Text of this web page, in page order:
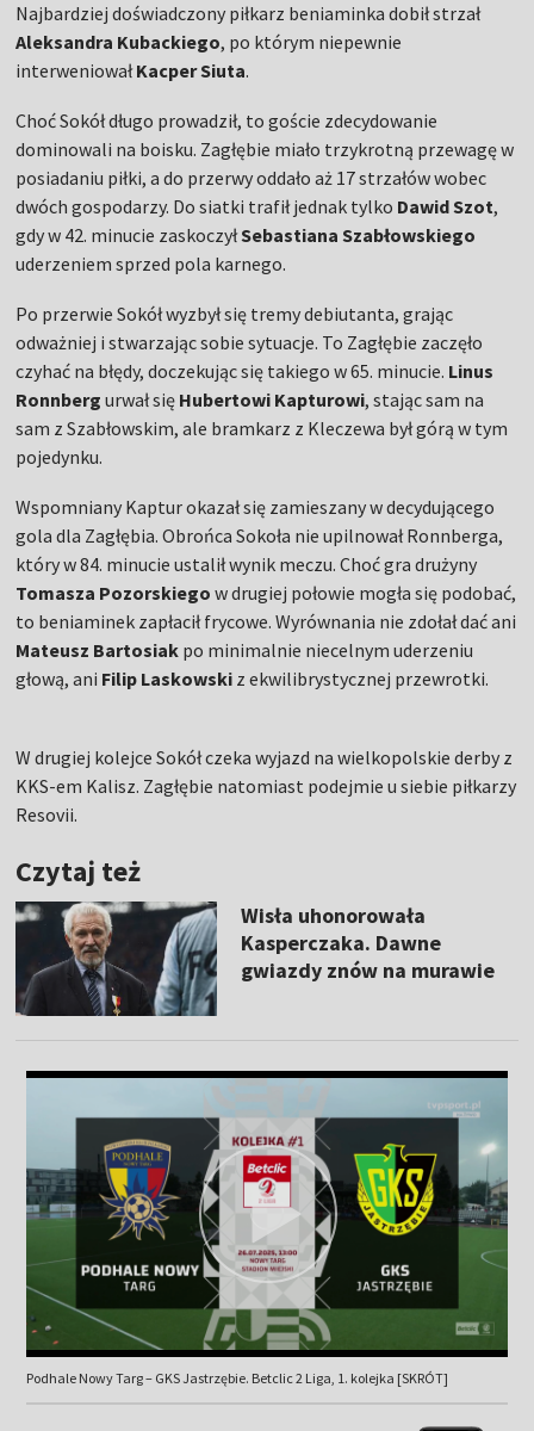
Najbardziej doświadczony piłkarz beniaminka dobił strzał
Aleksandra Kubackiego, po którym niepewnie
interweniowałKacper Siuta.
Choć Sokół długo prowadził, to goście zdecydowanie
dominowali na boisku. Zagłębie miało trzykrotną przewagę w
posiadaniu piłki, a do przerwy oddało aż 17 strzałów wobec
dwóch gospodarzy. Do siatki trafił jednak tylko Dawid Szot,
gdy w 42. minucie zaskoczyłSebastiana Szabłowskiego
uderzeniem sprzed pola karnego.
Po przerwie Sokół wyzbył się tremy debiutanta, grając
odważniej i stwarzając sobie sytuacje. To Zagłębie zaczęło
czyhać na błędy, doczekując się takiego w 65. minucie. Linus
Ronnbergurwał się Hubertowi Kapturowi, stając sam na
sam z Szabłowskim, ale bramkarz z Kleczewa był górą w tym
pojedynku.
Wspomniany Kaptur okazał się zamieszany w decydującego
gola dla Zagłębia. Obrońca Sokoła nie upilnował Ronnberga,
który w 84. minucie ustalił wynik meczu. Choć gra drużyny
Tomasza Pozorskiegow drugiej połowie mogła się podobać,
to beniaminek zapłacił frycowe. Wyrównania nie zdołał dać ani
Mateusz Bartosiak po minimalnie niecelnym uderzeniu
głową, ani Filip Laskowski z ekwilibrystycznej przewrotki.
W drugiej kolejce Sokół czeka wyjazd na wielkopolskie derby z
KKS-em Kalisz. Zagłębie natomiast podejmie u siebie piłkarzy
Resovii.
Czytaj też
Wisła uhonorowała
Kasperczaka. Dawne
gwiazdy znów na murawie
Podhale Nowy Targ – GKS Jastrzębie. Betclic 2 Liga, 1. kolejka [SKRÓT]